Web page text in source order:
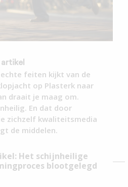
feiten kijkt van de
op Plasterk naar
draait je maag om.
En dat door
zichzelf kwaliteitsmedia
de middelen.
Het schijnheilige
blootgelegd